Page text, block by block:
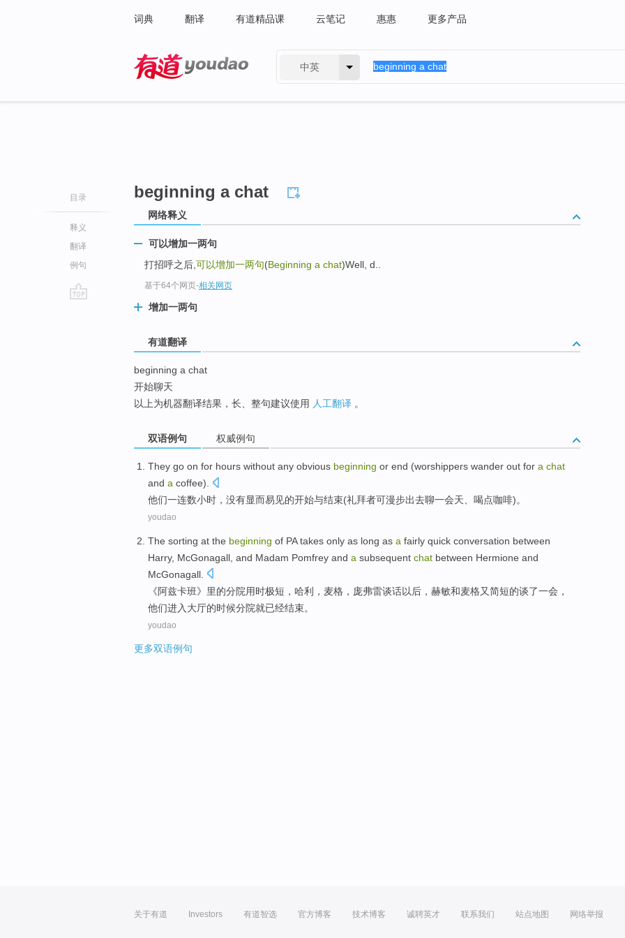
词典 翻译 有道精品课 云笔记 惠惠 更多产品
中英
目录
释义
翻译
例句
beginning a chat
网络释义
可以增加一两句
打招呼之后, 可以增加一两句(Beginning a chat)Well, d..
基于64个网页-相关网页
增加一两句
有道翻译
beginning a chat
开始聊天
以上为机器翻译结果，长、整句建议使用 人工翻译 。
双语例句 权威例句
They go on for hours without any obvious beginning or end (worshippers wander out for a chat
and a coffee).
他们一连数小时， 没有显而易见的开始与结束(礼拜者可漫步出去聊一会天、喝点咖啡)。
youdao
The sorting at the beginning of PA takes only as long as a fairly quick conversation between
Harry, McGonagall , and Madam Pomfrey and a subsequent chat between Hermione and
McGonagall.
《阿兹卡班》里的分院用时极短， 哈利 ， 麦格 ， 庞弗雷谈话以后 ， 赫敏和麦格又简短的谈了一会，
他们进入大厅的时候分院就已经结束。
youdao
更多双语例句
关于有道 Investors 有道智选 官方博客 技术博客 诚聘英才 联系我们 站点地图 网络举报